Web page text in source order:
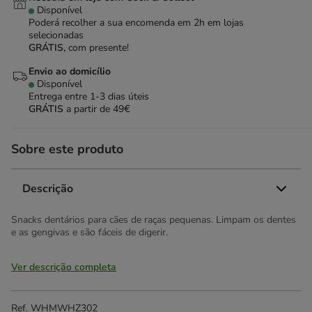
Disponível
Poderá recolher a sua encomenda em 2h em lojas
selecionadas
GRÁTIS, com presente!
Envio ao domicílio
Disponível
Entrega entre 1-3 dias úteis
GRÁTIS a partir de 49€
Sobre este produto
Descrição
Snacks dentários para cães de raças pequenas. Limpam os dentes
e as gengivas e são fáceis de digerir.
Ver descrição completa
Ref. WHMWHZ302